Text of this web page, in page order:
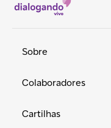
Sobre
Colaboradores
Cartilhas